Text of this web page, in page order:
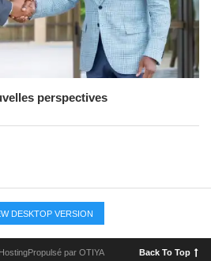
perspectives
DESKTOP VERSION
par OTIYA
Back To Top